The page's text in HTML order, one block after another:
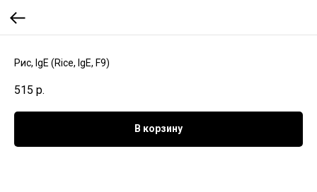
Рис, IgE (Rice, IgE, F9)
515 р.
В корзину